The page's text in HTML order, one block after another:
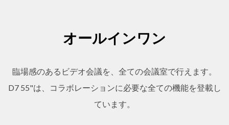
オールインワン
臨場感のあるビデオ会議を、全ての会議室で行えます。
D7 55"は、コラボレーションに必要な全ての機能を登載し
ています。